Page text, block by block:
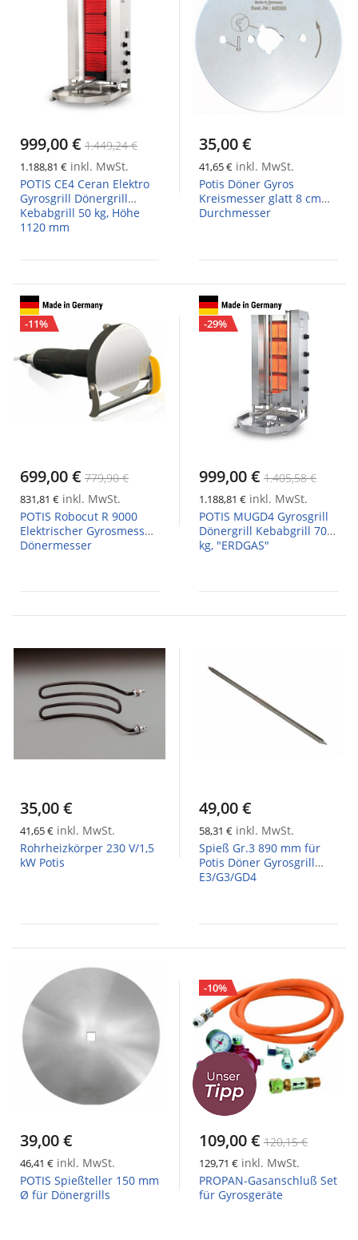
999,00 € 1.449,24 €
1.188,81 € inkl. MwSt.
POTIS CE4 Ceran Elektro
Gyrosgrill Dönergrill
Kebabgrill 50 kg, Höhe
1120 mm
35,00 €
41,65 € inkl. MwSt.
Potis Döner Gyros
Kreismesser glatt 8 cm
Durchmesser
-11%
699,00 € 779,90 €
831,81 € inkl. MwSt.
POTIS Robocut R 9000
Elektrischer Gyrosmesser
Dönermesser
-29%
999,00 € 1.405,58 €
1.188,81 € inkl. MwSt.
POTIS MUGD4 Gyrosgrill
Dönergrill Kebabgrill 70
kg, "ERDGAS"
35,00 €
41,65 € inkl. MwSt.
Rohrheizkörper 230 V/1,5
kW Potis
49,00 €
58,31 € inkl. MwSt.
Spieß Gr.3 890 mm für
Potis Döner Gyrosgrill
E3/G3/GD4
39,00 €
46,41 € inkl. MwSt.
POTIS Spießteller 150 mm
Ø für Dönergrills
-10%
109,00 € 120,15 €
129,71 € inkl. MwSt.
PROPAN-Gasanschluß Set
für Gyrosgeräte